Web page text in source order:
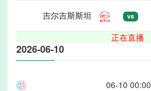
吉尔吉斯斯坦 vs
正在直播
2026-06-10
06-10 00:00